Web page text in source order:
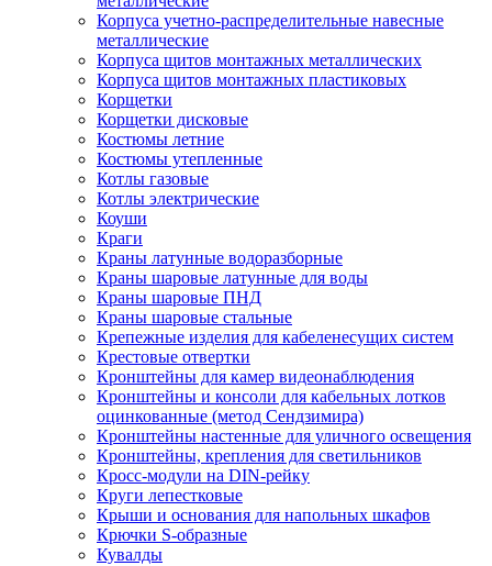
Корпуса учетно-распределительные навесные
металлические
Корпуса щитов монтажных металлических
Корпуса щитов монтажных пластиковых
Корщетки
Корщетки дисковые
Костюмы летние
Костюмы утепленные
Котлы газовые
Котлы электрические
Коуши
Краги
Краны латунные водоразборные
Краны шаровые латунные для воды
Краны шаровые ПНД
Краны шаровые стальные
Крепежные изделия для кабеленесущих систем
Крестовые отвертки
Кронштейны для камер видеонаблюдения
Кронштейны и консоли для кабельных лотков
оцинкованные (метод Сендзимира)
Кронштейны настенные для уличного освещения
Кронштейны, крепления для светильников
Кросс-модули на DIN-рейку
Круги лепестковые
Крыши и основания для напольных шкафов
Крючки S-образные
Кувалды